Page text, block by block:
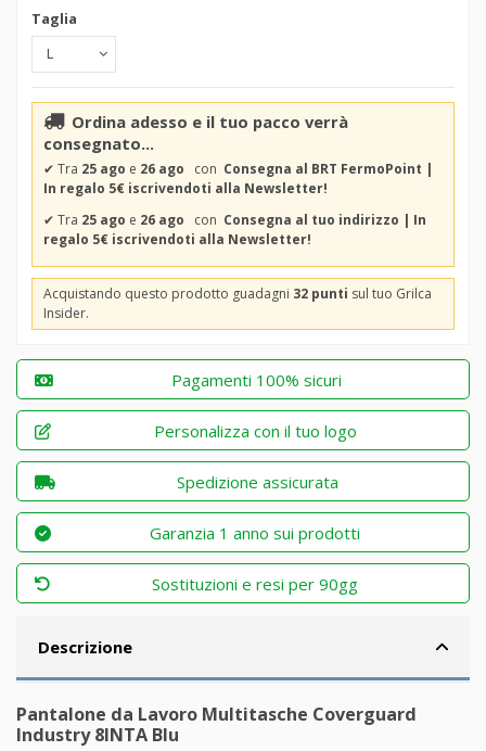
Taglia
Ordina adesso e il tuo pacco verrà
consegnato...
✔ Tra 25 ago e 26 ago con Consegna al BRT FermoPoint |
In regalo 5€ iscrivendoti alla Newsletter!
✔ Tra 25 ago e 26 ago con Consegna al tuo indirizzo | In
regalo 5€ iscrivendoti alla Newsletter!
Acquistando questo prodotto guadagni 32 punti sul tuo Grilca
Insider.
Pagamenti 100% sicuri
Personalizza con il tuo logo
Spedizione assicurata
Garanzia 1 anno sui prodotti
Sostituzioni e resi per 90gg
Descrizione
Pantalone da Lavoro Multitasche Coverguard
Industry 8INTA Blu